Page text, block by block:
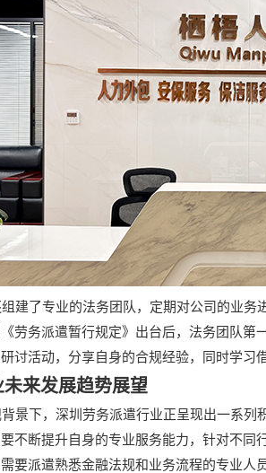
建了专业的法务团队，定期对公司的业务
劳务派遣暂行规定》出台后，法务团队
讨活动，分享自身的合规经验，同时学习
来发展趋势展望
景下，深圳劳务派遣行业正呈现出一系列
不断提升自身的专业服务能力，针对不
要派遣熟悉金融法规和业务流程的专业人